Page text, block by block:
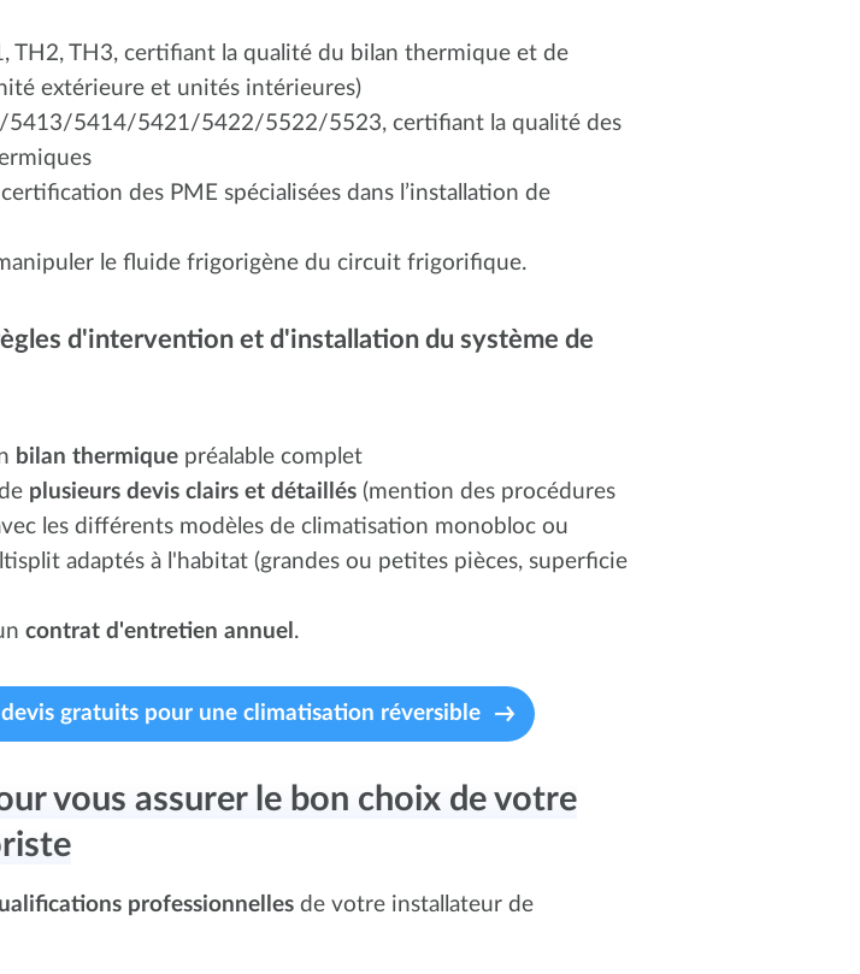
TH2, TH3, certifiant la qualité du bilan thermique et de
extérieure et unités intérieures)
5413/5414/5421/5422/5522/5523, certifiant la qualité des
certification des PME spécialisées dans l’installation de
le fluide frigorigène du circuit frigorifique.
d'intervention et d'installation du système de
bilan thermique préalable complet
plusieurs devis clairs et détaillés (mention des procédures
les différents modèles de climatisation monobloc ou
adaptés à l'habitat (grandes ou petites pièces, superficie
contrat d'entretien annuel .
devis gratuits pour une climatisation réversible
vous assurer le bon choix de votre
professionnelles de votre installateur de